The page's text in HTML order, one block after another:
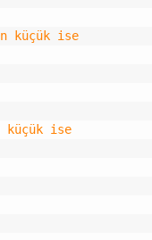
küçük ise
küçük ise